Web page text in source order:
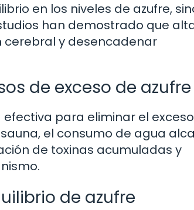
en los niveles de azufre,
han demostrado que
cerebral y desencadenar
de exceso de azufre
para eliminar el
el consumo de agua
de toxinas acumuladas y
de azufre